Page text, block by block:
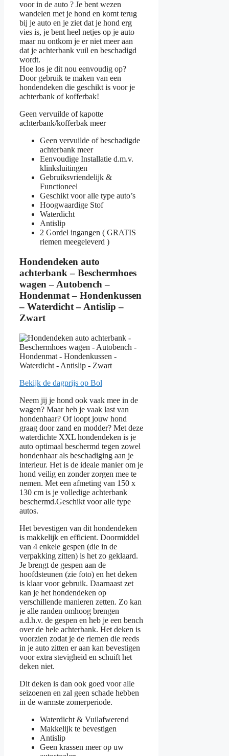
voor in de auto ? Je bent wezen
wandelen met je hond en komt terug
bij je auto en je ziet dat je hond erg
vies is, je bent heel netjes op je auto
maar nu ontkom je er niet meer aan
dat je achterbank vuil en beschadigd
wordt.
Hoe los je dit nou eenvoudig op?
Door gebruik te maken van een
hondendeken die geschikt is voor je
achterbank of kofferbak!
Geen vervuilde of kapotte
achterbank/kofferbak meer
Geen vervuilde of beschadigde
achterbank meer
Eenvoudige Installatie d.m.v.
klinksluitingen
Gebruiksvriendelijk &
Functioneel
Geschikt voor alle type auto’s
Hoogwaardige Stof
Waterdicht
Antislip
2 Gordel ingangen ( GRATIS
riemen meegeleverd )
Hondendeken auto
achterbank – Beschermhoes
wagen – Autobench –
Hondenmat – Hondenkussen
– Waterdicht – Antislip –
Zwart
Bekijk de dagprijs op Bol
Neem jij je hond ook vaak mee in de
wagen? Maar heb je vaak last van
hondenhaar? Of loopt jouw hond
graag door zand en modder? Met deze
waterdichte XXL hondendeken is je
auto optimaal beschermd tegen zowel
hondenhaar als beschadiging aan je
interieur. Het is de ideale manier om je
hond veilig en zonder zorgen mee te
nemen. Met een afmeting van 150 x
130 cm is je volledige achterbank
beschermd.Geschikt voor alle type
autos.
Het bevestigen van dit hondendeken
is makkelijk en efficient. Doormiddel
van 4 enkele gespen (die in de
verpakking zitten) is het zo geklaard.
Je brengt de gespen aan de
hoofdsteunen (zie foto) en het deken
is klaar voor gebruik. Daarnaast zet
kan je het hondendeken op
verschillende manieren zetten. Zo kan
je alle randen omhoog brengen
a.d.h.v. de gespen en heb je een bench
over de hele achterbank. Het deken is
voorzien zodat je de riemen die reeds
in je auto zitten er aan kan bevestigen
voor extra stevigheid en schuift het
deken niet.
Dit deken is dan ook goed voor alle
seizoenen en zal geen schade hebben
in de warmste zomerperiode.
Waterdicht & Vuilafwerend
Makkelijk te bevestigen
Antislip
Geen krassen meer op uw